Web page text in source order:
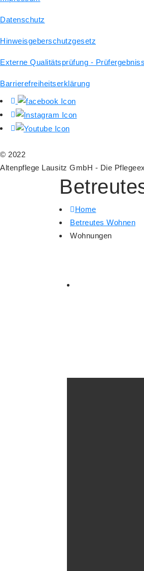
Datenschutz
Hinweisgeberschutzgesetz
Externe Qualitätsprüfung -
Barrierefreiheitserklärung
© 2022
Altenpflege Lausitz GmbH - Die
Home
Betreutes Wohnen
Wohnungen